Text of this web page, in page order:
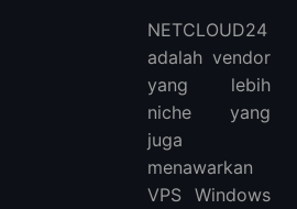
NETCLOUD24
adalah vendor
yang lebih
niche yang
juga
menawarkan
VPS Windows